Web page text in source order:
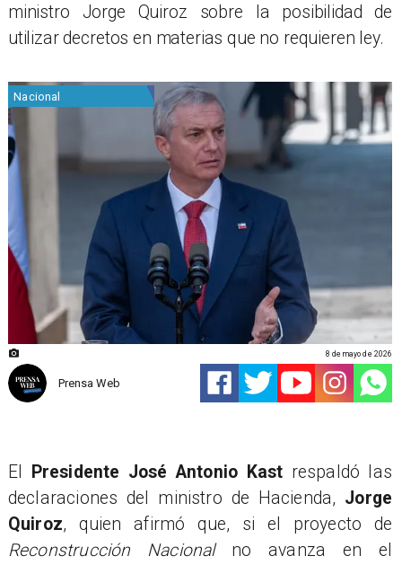
ministro Jorge Quiroz sobre la posibilidad de
utilizar decretos en materias que no requieren ley.
Nacional
Prensa Web
8 de mayo de 2026
El Presidente José Antonio Kast respaldó las
declaraciones del ministro de Hacienda, Jorge
Quiroz, quien afirmó que, si el proyecto de
Reconstrucción Nacionalno avanza en el